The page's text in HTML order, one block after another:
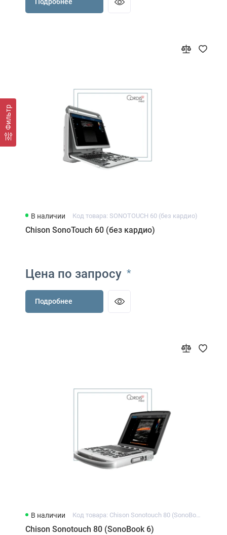
Фильтр
Подробнее
В наличии Код товара: SONOTOUCH 60 (без кардио)
Chison SonoTouch 60 (без кардио)
Цена по запросу *
Подробнее
В наличии Код товара: Chison Sonotouch 80 (SonoBook 6)
Chison Sonotouch 80 (SonoBook 6)